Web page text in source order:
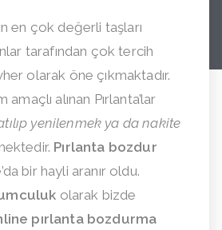
en çok değerli taşları
tarafından çok tercih
olarak öne çıkmaktadır.
amaçlı alınan Pırlanta’lar
yenilenmek ya da nakite
Pırlanta bozdur
bir hayli aranır oldu.
olarak bizde
pırlanta bozdurma